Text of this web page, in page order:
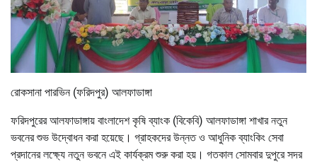
রোকসানা পারভিন (ফরিদপুর) আলফাডাঙ্গা
ফরিদপুরের আলফাডাঙ্গায় বাংলাদেশ কৃষি ব্যাংক (বিকেবি) আলফাডাঙ্গা শাখার নতুন
ভবনের শুভ উদ্বোধন করা হয়েছে। গ্রাহকদের উন্নত ও আধুনিক ব্যাংকিং সেবা
প্রদানের লক্ষ্যে নতুন ভবনে এই কার্যক্রম শুরু করা হয়। গতকাল সোমবার দুপুরে সদর